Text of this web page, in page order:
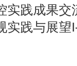
实践成果交
实践与展望